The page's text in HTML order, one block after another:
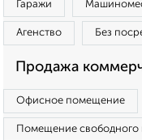
Гаражи
Агенство Без
Продажа
Офисное помещение
Помещение свободного